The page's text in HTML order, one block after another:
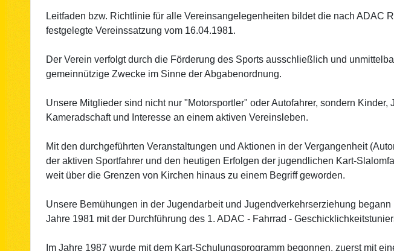
Leitfaden bzw. Richtlinie für alle Vereinsangelegenheiten bildet die nach ADAC
festgelegte Vereinssatzung vom 16.04.1981.
Der Verein verfolgt durch die Förderung des Sports ausschließlich und
gemeinnützige Zwecke im Sinne der Abgabenordnung.
Unsere Mitglieder sind nicht nur "Motorsportler" oder Autofahrer, sondern
Kameradschaft und Interesse an einem aktiven Vereinsleben.
Mit den durchgeführten Veranstaltungen und Aktionen in der Vergangenheit
der aktiven Sportfahrer und den heutigen Erfolgen der jugendlichen Kart-
weit über die Grenzen von Kirchen hinaus zu einem Begriff geworden.
Unsere Bemühungen in der Jugendarbeit und Jugendverkehrserziehung begann
Jahre 1981 mit der Durchführung des 1. ADAC - Fahrrad -
Im Jahre 1987 wurde mit dem Kart-Schulungsprogramm begonnen, zuerst mit